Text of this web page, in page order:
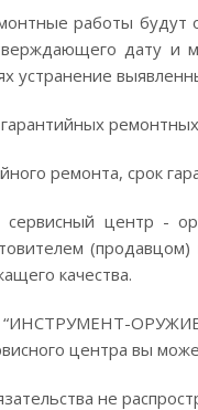
работы будут
дату и
устранение
ремонта, срок
сервисный центр -
качества.
“ИНСТРУМЕНТ-
центра вы
не